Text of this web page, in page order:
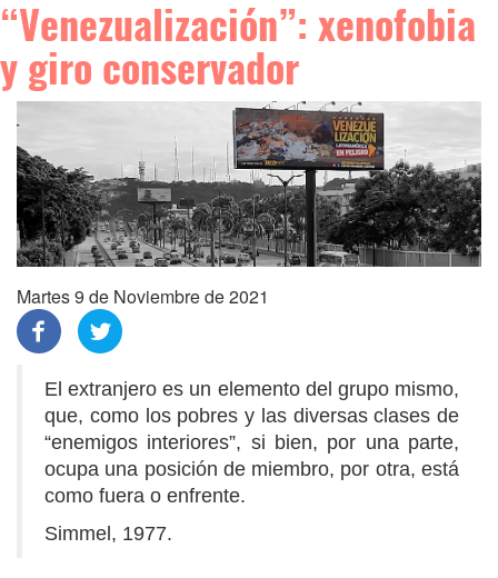
“Venezualización”: xenofobia
y giro conservador
Martes 9 de Noviembre de 2021
El extranjero es un elemento del grupo mismo,
que, como los pobres y las diversas clases de
“enemigos interiores”, si bien, por una parte,
ocupa una posición de miembro, por otra, está
como fuera o enfrente.
Simmel, 1977.